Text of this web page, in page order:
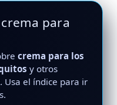
para
crema para los
y otros
. Usa el índice para ir